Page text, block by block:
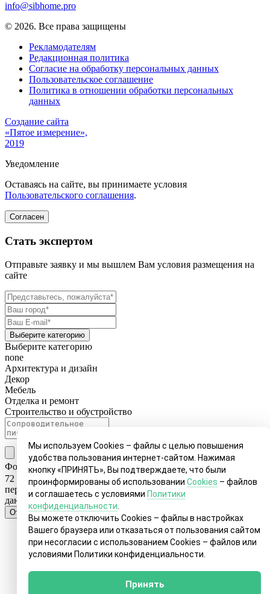
info@sibhome.pro
© 2026. Все права защищены
Рекламодателям
Редакционная политика
Согласие на обработку персональных данных
Пользовательское соглашение
Политика в отношении обработки персональных
данных
Создание сайта
«Пятое измерение»,
2019
Уведомление
Оставаясь на сайте, вы принимаете условия
Пользовательского соглашения.
Согласен
Стать экспертом
Отправьте заявку и мы вышлем Вам условия размещения на
сайте
Выберите категорию
Выберите категорию
none
Архитектура и дизайн
Декор
Мебель
Отделка и ремонт
Строительство и обустройство
Прикрепить файлы
Фотографии проекта должны быть в формате jpg, разрешение
72 dpi, размер 1920 х 1080 px.
Я подтверждаю, что данный
персональный запрос не является рекламным сообщением и
даю своеСогласие на обработку персональных данных
Отправить
Мы используем Cookies – файлы с целью повышения
удобства пользования интернет-сайтом. Нажимая
кнопку «ПРИНЯТЬ», Вы подтверждаете, что были
проинформированы об использовании Cookies – файлов
и соглашаетесь с условиями Политики
конфиденциальности
Вы можете отключить Cookies – файлы в настройках
Вашего браузера или отказаться от пользования сайтом
при несогласии с использованием Cookies – файлов или
условиями Политики конфиденциальности.
Принять